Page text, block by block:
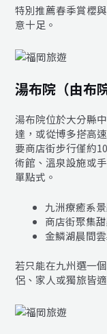
特別推薦春季賞櫻
意十足。
湯布院（由布
湯布院位於大分縣
達，或從博多搭高
要商店街步行僅約
術館、溫泉設施或
單點式。
九洲療癒系
商店街聚集
金鱗湖晨間
若只能在九州選一
侶、家人或獨旅皆